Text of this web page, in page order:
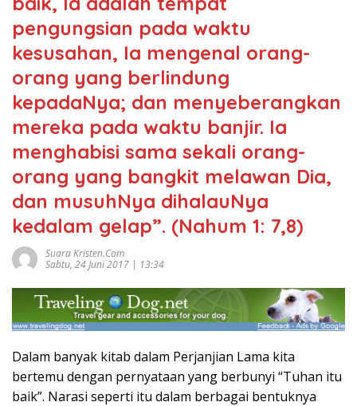
pengungsian pada waktu
kesusahan, Ia mengenal orang-
orang yang berlindung
kepadaNya; dan menyeberangkan
mereka pada waktu banjir. Ia
menghabisi sama sekali orang-
orang yang bangkit melawan Dia,
dan musuhNya dihalauNya
kedalam gelap”. (Nahum 1: 7,8)
Suara Kristen.com
Sabtu, 24 Juni 2017 | 13:34
Dalam banyak kitab dalam Perjanjian Lama kita
bertemu dengan pernyataan yang berbunyi “Tuhan itu
baik”. Narasi seperti itu dalam berbagai bentuknya